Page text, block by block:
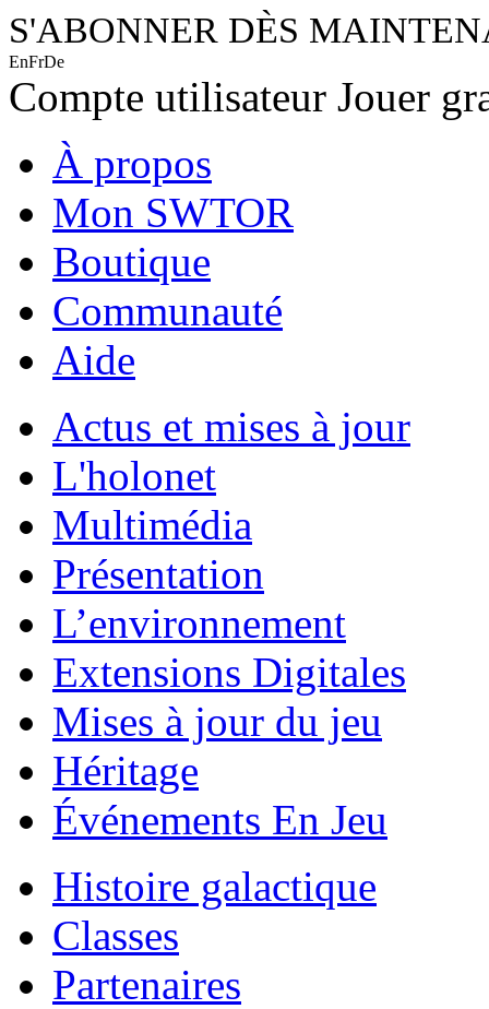
S'ABONNER DÈS
EnFrDe
Compte utilisateur Jouer
À propos
Mon SWTOR
Boutique
Communauté
Aide
Actus et mises à jour
L'holonet
Multimédia
Présentation
L’environnement
Extensions Digitales
Mises à jour du jeu
Héritage
Événements En Jeu
Histoire galactique
Classes
Partenaires